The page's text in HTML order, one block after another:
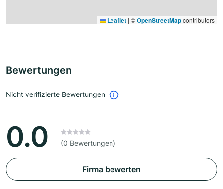
Leaflet | ©OpenStreetMapcontributors
Bewertungen
Nicht verifizierte Bewertungen
0.0 (0 Bewertungen)
Firma bewerten